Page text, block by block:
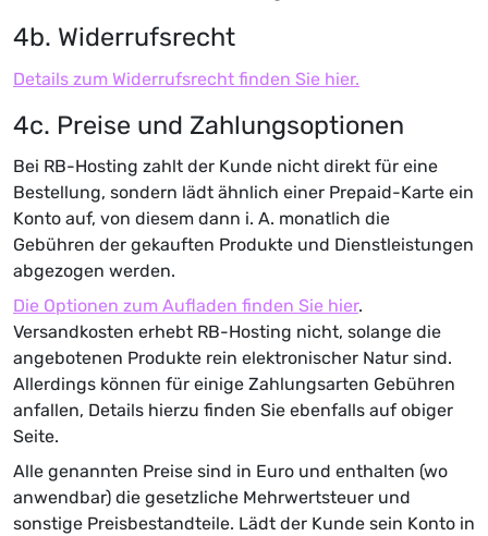
4b. Widerrufsrecht
Details zum Widerrufsrecht finden Sie hier.
4c. Preise und Zahlungsoptionen
Bei RB-Hosting zahlt der Kunde nicht direkt für eine
Bestellung, sondern lädt ähnlich einer Prepaid-Karte ein
Konto auf, von diesem dann i. A. monatlich die
Gebühren der gekauften Produkte und Dienstleistungen
abgezogen werden.
Die Optionen zum Aufladen finden Sie hier.
Versandkosten erhebt RB-Hosting nicht, solange die
angebotenen Produkte rein elektronischer Natur sind.
Allerdings können für einige Zahlungsarten Gebühren
anfallen, Details hierzu finden Sie ebenfalls auf obiger
Seite.
Alle genannten Preise sind in Euro und enthalten (wo
anwendbar) die gesetzliche Mehrwertsteuer und
sonstige Preisbestandteile. Lädt der Kunde sein Konto in